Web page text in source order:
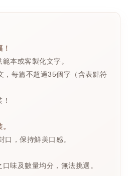
本或客製化文字。
，每篇不超過35個字（含表點符
口，保持鮮美口感。
味及數量均分，無法挑選。